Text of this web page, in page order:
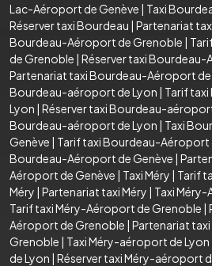
Lac-Aéroport de Genève | Taxi
Réserver taxi Bourdeau | Partenariat
Bourdeau-Aéroport de Grenoble |
de Grenoble | Réserver taxi
Partenariat taxi Bourdeau-Aéroport
Bourdeau-aéroport de Lyon | Tarif
Lyon | Réserver taxi Bourdeau-
Bourdeau-aéroport de Lyon | Taxi
Genève | Tarif taxi Bourdeau-Aéroport
Bourdeau-Aéroport de Genève |
Aéroport de Genève | Taxi Méry | Tarif
Méry | Partenariat taxi Méry | Taxi
Tarif taxi Méry-Aéroport de Grenoble |
Aéroport de Grenoble | Partenariat
Grenoble | Taxi Méry-aéroport de Lyon
de Lyon | Réserver taxi Méry-aéroport